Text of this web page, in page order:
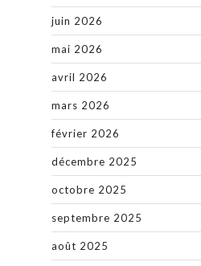
juin 2026
mai 2026
avril 2026
mars 2026
février 2026
décembre 2025
octobre 2025
septembre 2025
août 2025